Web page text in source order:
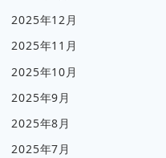
2025年12月
2025年11月
2025年10月
2025年9月
2025年8月
2025年7月